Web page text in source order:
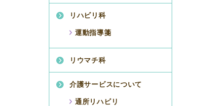
リハビリ科
運動指導箋
リウマチ科
介護サービスについて
通所リハビリ